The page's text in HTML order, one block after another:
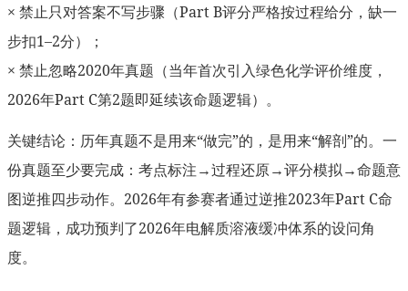
× 禁止只对答案不写步骤（Part B评分严格按过程给分，缺一
步扣1–2分）；
× 禁止忽略2020年真题（当年首次引入绿色化学评价维度，
2026年Part C第2题即延续该命题逻辑）。
关键结论：历年真题不是用来“做完”的，是用来“解剖”的。一
份真题至少要完成：考点标注→过程还原→评分模拟→命题意
图逆推四步动作。2026年有参赛者通过逆推2023年Part C命
题逻辑，成功预判了2026年电解质溶液缓冲体系的设问角
度。